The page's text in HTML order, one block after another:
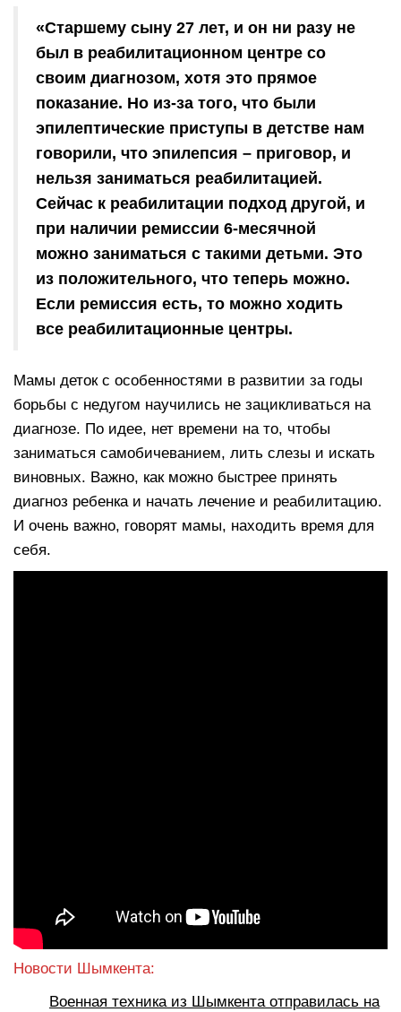
«Старшему сыну 27 лет, и он ни разу не
был в реабилитационном центре со
своим диагнозом, хотя это прямое
показание. Но из-за того, что были
эпилептические приступы в детстве нам
говорили, что эпилепсия – приговор, и
нельзя заниматься реабилитацией.
Сейчас к реабилитации подход другой, и
при наличии ремиссии 6-месячной
можно заниматься с такими детьми. Это
из положительного, что теперь можно.
Если ремиссия есть, то можно ходить
все реабилитационные центры.
Мамы деток с особенностями в развитии за годы
борьбы с недугом научились не зацикливаться на
диагнозе. По идее, нет времени на то, чтобы
заниматься самобичеванием, лить слезы и искать
виновных. Важно, как можно быстрее принять
диагноз ребенка и начать лечение и реабилитацию.
И очень важно, говорят мамы, находить время для
себя.
Новости Шымкента:
Военная техника из Шымкента отправилась на